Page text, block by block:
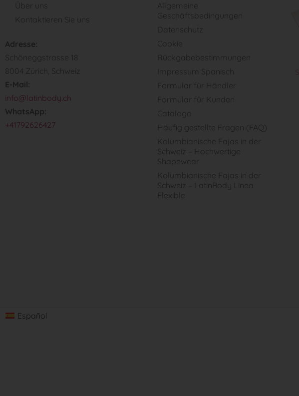
Über uns
Kontaktieren Sie uns
Adresse:
Schöneggstrasse 18
8004 Zürich, Schweiz
E-Mail:
info@latinbody.ch
WhatsApp:
+41792626427
Allgemeine
Geschäftsbedingungen
Datenschutz
Cookie
Rückgabebestimmungen
Impressum Spanisch
Formular für Händler
Formular für Kunden
Catalogo
Häufig gestellte Fragen (FAQ)
Kolumbianische Fajas in der
Schweiz – Hochwertige
Shapewear
Kolumbianische Fajas in der
Schweiz – LatinBody Linea
Flexible
Español